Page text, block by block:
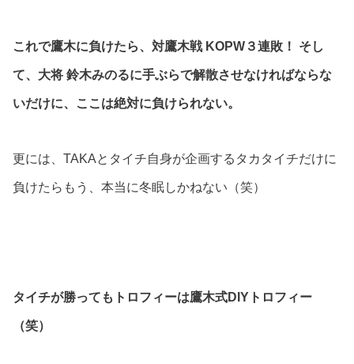
これで鷹木に負けたら、対鷹木戦 KOPW３連敗！ そし
て、大将 鈴木みのるに手ぶらで解散させなければならな
いだけに、ここは絶対に負けられない。
更には、TAKAとタイチ自身が企画するタカタイチだけに
負けたらもう、本当に冬眠しかねない（笑）
タイチが勝ってもトロフィーは鷹木式DIYトロフィー
（笑）